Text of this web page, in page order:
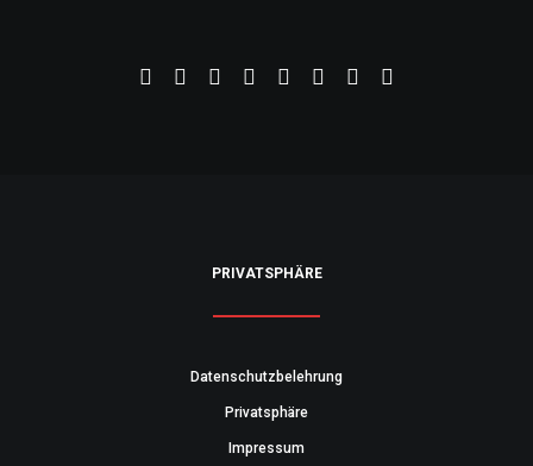
PRIVATSPHÄRE
Datenschutzbelehrung
Privatsphäre
Impressum